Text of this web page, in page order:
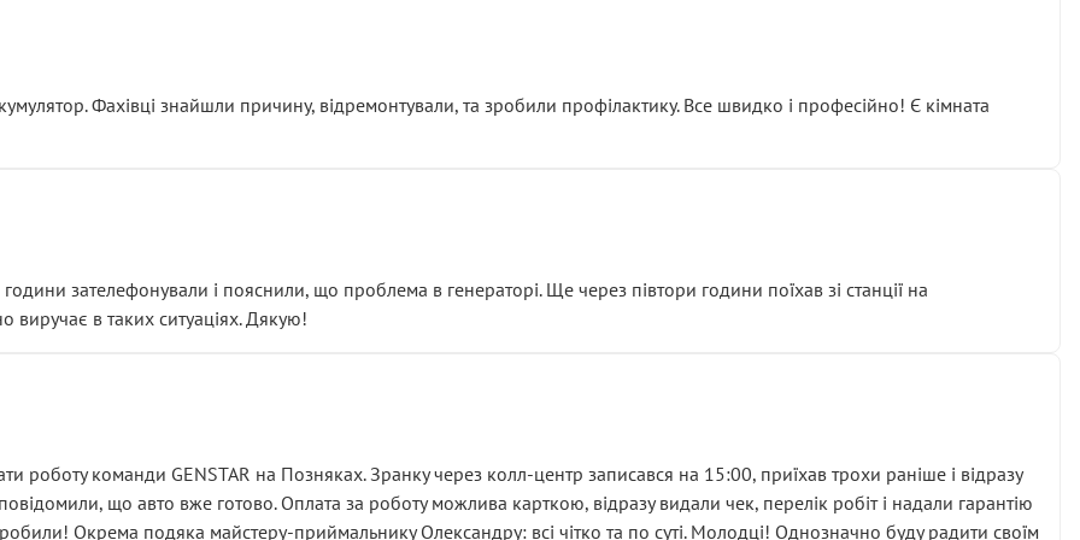
із головним гальмівним циліндром у зборі.
і тоді сервіс наче справив хороше враження. Але згодом знайшов декілька гайок під лобовим склом. Мені
хвилюватися. ( надіюсь новий власник, не застяг в полі))
підірвав.
а “аби швидше і дорожче”. Саме це і псує загальне враження та бажання повертатися.
Фахівці знайшли причину, відремонтували, та зробили профілактику. Все швидко і професійно! Є кімната
зателефонували і пояснили, що проблема в генераторі. Ще через півтори години поїхав зі станції на
виручає в таких ситуаціях. Дякую!
роботу команди GENSTAR на Позняках. Зранку через колл-центр записався на 15:00, приїхав трохи раніше і відразу
що авто вже готово. Оплата за роботу можлива карткою, відразу видали чек, перелік робіт і надали гарантію
Окрема подяка майстеру-приймальнику Олександру: всі чітко та по суті. Молодці! Однозначно буду радити своїм